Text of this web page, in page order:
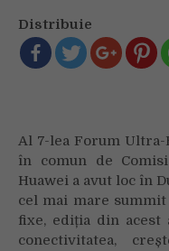
Distribuie
Al 7-lea Forum Ultra-
în comun de
Huawei a avut loc în
cel mai mare
fixe, ediția din acest
conectivitatea,